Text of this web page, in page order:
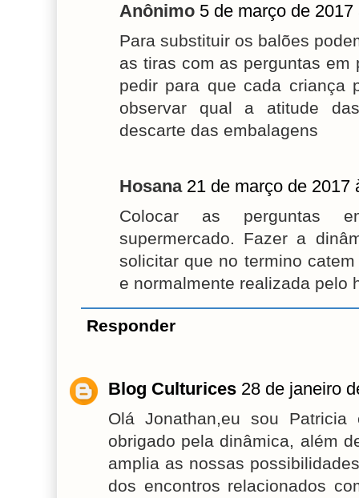
Anônimo 5 de março de 2017
Para substituir os balões
as tiras com as perguntas
pedir para que cada criança
observar qual a atitude
descarte das embalagens
Hosana 21 de março de 2017
Colocar as perguntas
supermercado. Fazer a
solicitar que no termino
e normalmente realizada pelo
Responder
Blog Culturices 28 de janeiro
Olá Jonathan,eu sou
obrigado pela dinâmica, além
amplia as nossas
dos encontros relacionados